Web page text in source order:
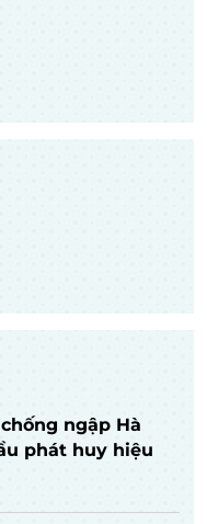
ngập Hà
phát huy hiệu